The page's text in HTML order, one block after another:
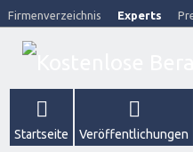
Firmenverzeichnis Experts
Startseite Veröffentlichungen